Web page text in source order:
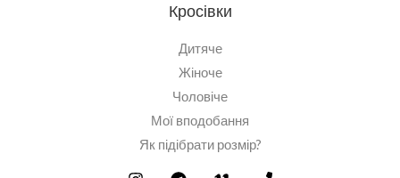
Кросівки
Дитяче
Жіноче
Чоловіче
Мої вподобання
Як підібрати розмір?